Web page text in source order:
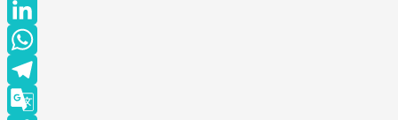
Threads
LinkedIn
WhatsApp
Telegram